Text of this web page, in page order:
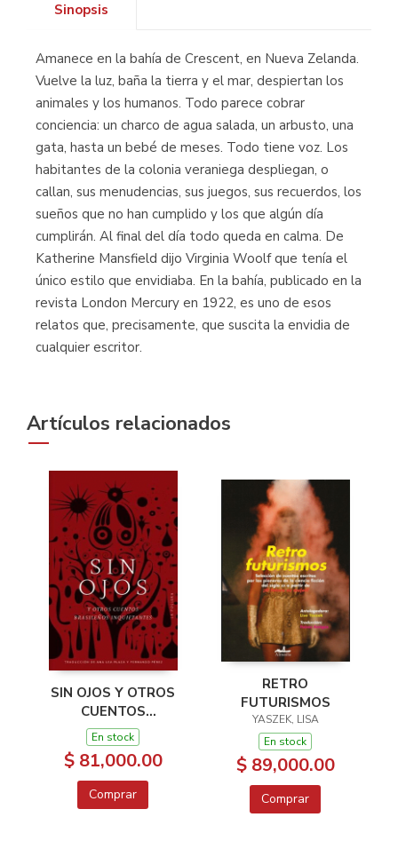
Sinopsis
Amanece en la bahía de Crescent, en Nueva Zelanda.
Vuelve la luz, baña la tierra y el mar, despiertan los
animales y los humanos. Todo parece cobrar
conciencia: un charco de agua salada, un arbusto, una
gata, hasta un bebé de meses. Todo tiene voz. Los
habitantes de la colonia veraniega despliegan, o
callan, sus menudencias, sus juegos, sus recuerdos, los
sueños que no han cumplido y los que algún día
cumplirán. Al final del día todo queda en calma. De
Katherine Mansfield dijo Virginia Woolf que tenía el
único estilo que envidiaba. En la bahía, publicado en la
revista London Mercury en 1922, es uno de esos
relatos que, precisamente, que suscita la envidia de
cualquier escritor.
Artículos relacionados
SIN OJOS Y OTROS
CUENTOS
BRASILEÑOS
INQUIETANTES
En stock
$ 81,000.00
Comprar
RETRO
FUTURISMOS
YASZEK, LISA
En stock
$ 89,000.00
Comprar